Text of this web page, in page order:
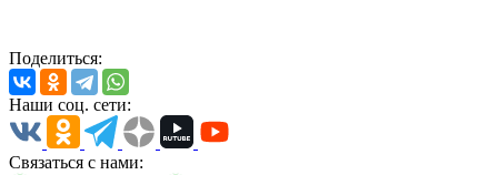
Поделиться:
Наши соц. сети:
Связаться с нами: